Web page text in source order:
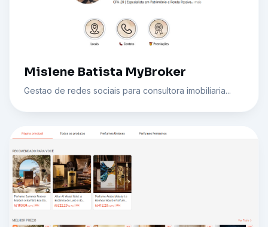
Mislene Batista MyBroker
Gestao de redes sociais para consultora imobiliaria...